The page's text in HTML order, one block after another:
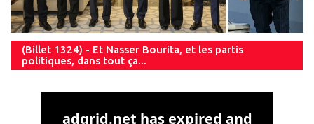
(Billet 1324) - Et Nasser Bourita, et les partis
politiques, dans tout ça...